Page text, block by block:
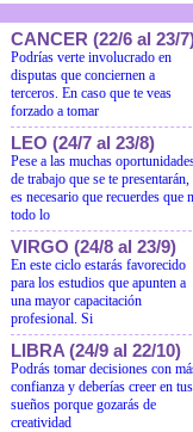
CANCER (22/6 al 23/
Podrías verte involucrado en
disputas que conciernen a
terceros. En caso que te veas
forzado a tomar
LEO (24/7 al 23/8)
Pese a las muchas
de trabajo que se te presentarán,
es necesario que recuerdes que
todo lo
VIRGO (24/8 al 23/9)
En este ciclo estarás favorecido
para los estudios que apunten a
una mayor capacitación
profesional. Si
LIBRA (24/9 al 22/10)
Podrás tomar decisiones con
confianza y deberías creer en tus
sueños porque gozarás de
creatividad